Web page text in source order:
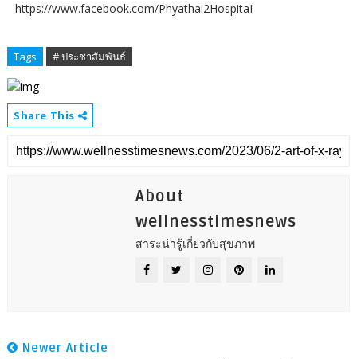
https://www.facebook.com/Phyathai2HospitaI
Tags # ประชาสัมพันธ์
Share This
About
wellnesstimesnews
สาระน่ารู้เกี่ยวกับสุขภาพ
Newer Article